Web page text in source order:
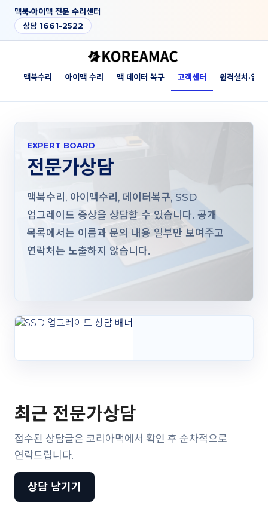
맥북·아이맥 전문 수리센터
상담 1661-2522
맥북수리 아이맥 수리 맥 데이터 복구 고객센터 원격설치·업그
EXPERT BOARD
전문가상담
맥북수리, 아이맥수리, 데이터복구, SSD
업그레이드 증상을 상담할 수 있습니다. 공개
목록에서는 이름과 문의 내용 일부만 보여주고
연락처는 노출하지 않습니다.
최근 전문가상담
접수된 상담글은 코리아맥에서 확인 후 순차적으로
연락드립니다.
상담 남기기